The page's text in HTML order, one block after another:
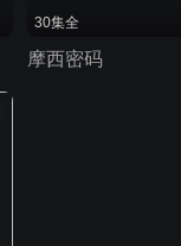
30集全
摩西密码